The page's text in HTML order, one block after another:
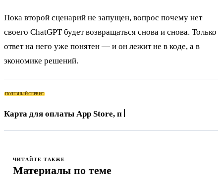
Пока второй сценарий не запущен, вопрос почему нет
своего ChatGPT будет возвращаться снова и снова. Только
ответ на него уже понятен — и он лежит не в коде, а в
экономике решений.
ПОЛЕЗНЫЙ СЕРВИС
Карта для оплаты App Store, подписок и зарубежных
ЧИТАЙТЕ ТАКЖЕ